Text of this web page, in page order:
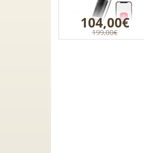
104,00€
199,00€
📱 Apple iPhone 17
80GB für 29,99€ mit